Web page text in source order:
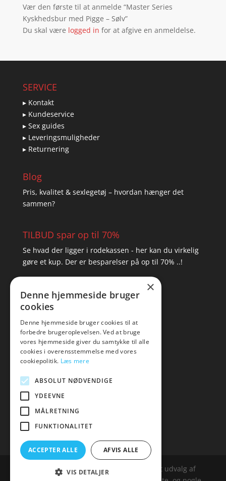
Vær den første til at anmelde “Master Series
Kyskhedsbur med Pigge – Sølv”
Du skal være logged in for at afgive en anmeldelse.
SERVICE
▸ Kontakt
▸ Kundeservice
▸ Sex guides
▸ Leveringsmuligheder
▸ Returnering
Blog
Pris, kvalitet & sexlegetøj – hvordan hænger det
sammen?
TILBUD spar op til 70%
Se hvad der ligger i rodekassen - her kan du virkelig
gøre et kup. Der er besparelser på op til 70% ..!
Tlf: 7876 8672
Mail: hej@amare.dk
Amare.dk er siden, der samler et bredt udvalg af
×
Denne hjemmeside bruger
cookies
Denne hjemmeside bruger cookies til at
forbedre brugeroplevelsen. Ved at bruge
vores hjemmeside giver du samtykke til alle
cookies i overensstemmelse med vores
cookiepolitik. Læs mere
ABSOLUT NØDVENDIGE
YDEEVNE
MÅLRETNING
FUNKTIONALITET
ACCEPTER ALLE AFVIS ALLE
VIS DETALJER